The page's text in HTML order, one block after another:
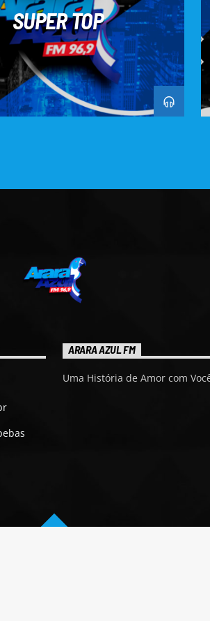
SUPER TOP
ARARA AZUL FM
Uma História de Amor com